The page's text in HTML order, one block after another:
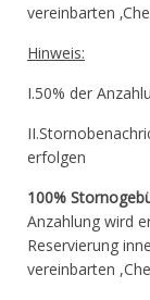
vereinbarten
Hinweis:
I.50% der
erfolgen
100%
Anzahlung wird
Reservierung
vereinbarten